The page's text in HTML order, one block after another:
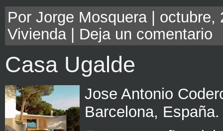
Por Jorge Mosquera |
Vivienda| Deja un comentario
Casa Ugalde
Jose Antonio
Barcelona,